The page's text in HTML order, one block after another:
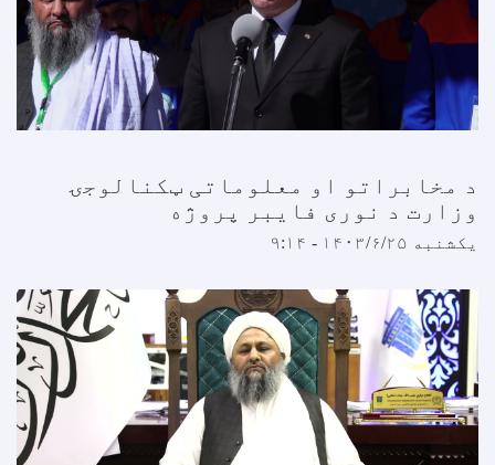
د مخابراتو او معلوماتی ټکنالوجۍ
وزارت د نوری فایبر پروژه
یکشنبه ۱۴۰۳/۶/۲۵ - ۹:۱۴